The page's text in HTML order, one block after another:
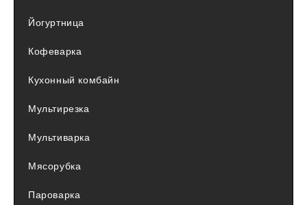
Йогуртница
Кофеварка
Кухонный комбайн
Мультирезка
Мультиварка
Мясорубка
Пароварка